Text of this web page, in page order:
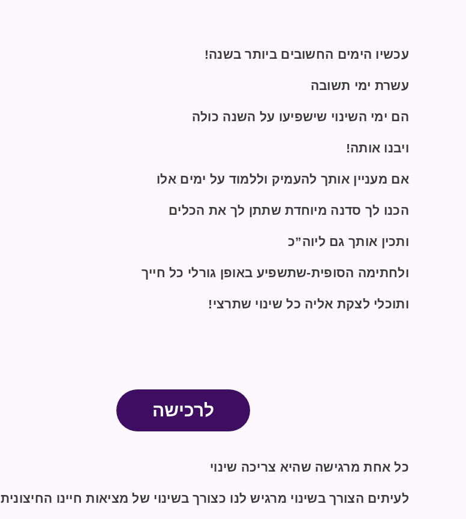
עכשיו הימים החשובים ביותר בשנה!
עשרת ימי תשובה
הם ימי השינוי שישפיעו על השנה כולה
ויבנו אותה!
אם מעניין אותך להעמיק וללמוד על ימים אלו
הכנו לך סדנה מיוחדת שתתן לך את הכלים
ותכין אותך גם ליוה”כ
ולחתימה הסופית-שתשפיע באופן גורלי כל חייך
ותוכלי לצקת אליה כל שינוי שתרצי!
לרכישה
כל אחת מרגישה שהיא צריכה שינוי
לעיתים הצורך בשינוי מרגיש לנו כצורך בשינוי של מציאות חיינו החיצונית